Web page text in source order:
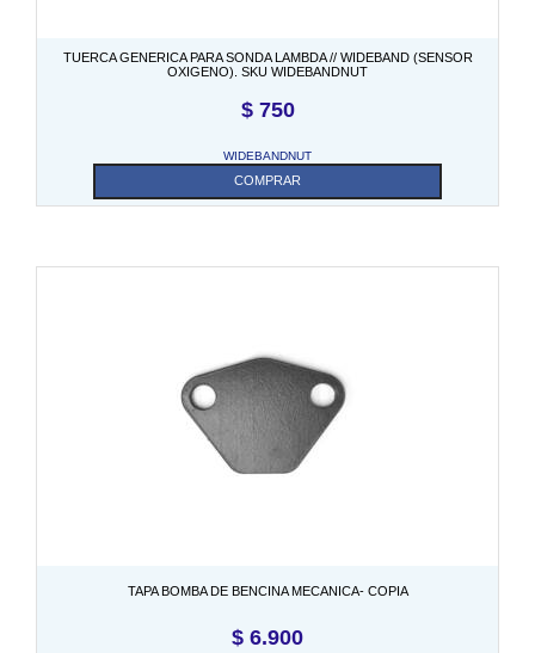
TUERCA GENERICA PARA SONDA LAMBDA // WIDEBAND (SENSOR
OXIGENO). SKU WIDEBANDNUT
$750
WIDEBANDNUT
COMPRAR
TAPA BOMBA DE BENCINA MECANICA- COPIA
$ 6.900